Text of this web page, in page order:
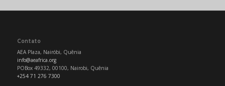
Contato
AEA Plaza, Nairóbi, Quênia
info@aeafrica.org
POBox 49332, 00100, Nairobi, Quênia
+254 71 276 7300